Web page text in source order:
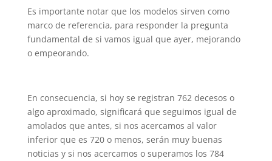
Es importante notar que los modelos sirven como
marco de referencia, para responder la pregunta
fundamental de si vamos igual que ayer, mejorando
o empeorando.
En consecuencia, si hoy se registran 762 decesos o
algo aproximado, significará que seguimos igual de
amolados que antes, si nos acercamos al valor
inferior que es 720 o menos, serán muy buenas
noticias y si nos acercamos o superamos los 784